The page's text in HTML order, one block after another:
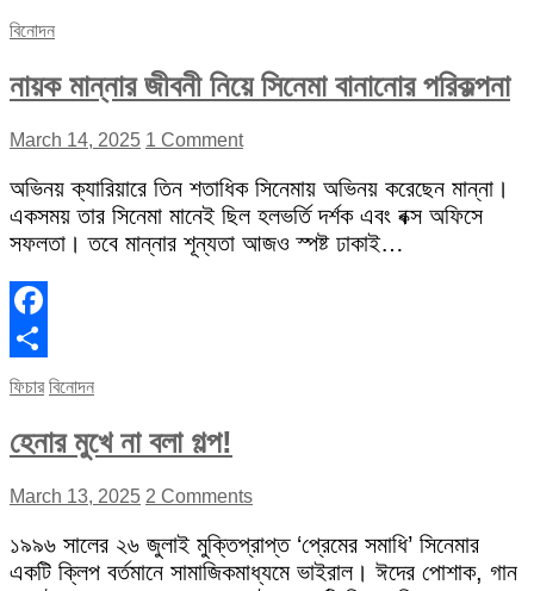
বিনোদন
নায়ক মান্নার জীবনী নিয়ে সিনেমা বানানোর পরিকল্পনা
March 14, 2025 1 Comment
অভিনয় ক্যারিয়ারে তিন শতাধিক সিনেমায় অভিনয় করেছেন মান্না।
একসময় তার সিনেমা মানেই ছিল হলভর্তি দর্শক এবং বক্স অফিসে
সফলতা। তবে মান্নার শূন্যতা আজও স্পষ্ট ঢাকাই…
Facebook
Share
ফিচার বিনোদন
হেনার মুখে না বলা গল্প!
March 13, 2025 2 Comments
১৯৯৬ সালের ২৬ জুলাই মুক্তিপ্রাপ্ত ‘প্রেমের সমাধি’ সিনেমার
একটি ক্লিপ বর্তমানে সামাজিকমাধ্যমে ভাইরাল। ঈদের পোশাক, গান